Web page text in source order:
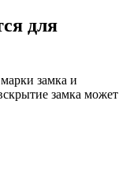
для
замка и
замка может